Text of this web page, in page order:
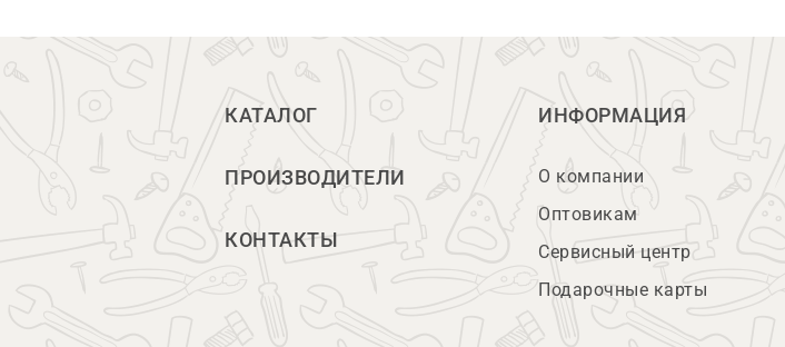
КАТАЛОГ
ПРОИЗВОДИТЕЛИ
КОНТАКТЫ
ИНФОРМАЦИЯ
О компании
Оптовикам
Сервисный центр
Подарочные карты